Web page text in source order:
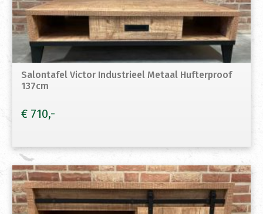
Salontafel Victor Industrieel Metaal Hufterproof
137cm
€ 710